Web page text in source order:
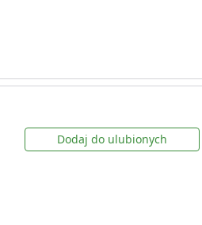
Dodaj do ulubionych